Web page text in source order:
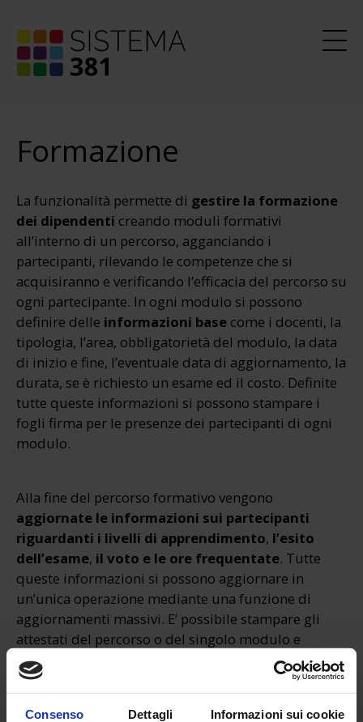
Consenso Dettagli Informazioni sui cookie
Formazione
La funzionalità permette di gestire la formazione
dei dipendenti creando moduli formativi
all’interno di un percorso, agganciando i
partecipanti, rilevando le competenze che si
acquisiranno e verificando l’efficacia del percorso su
ogni partecipante. In ogni modulo si possono
definire delle informazioni base come i docenti, la
tipologia, l’area, obbligatorietà del modulo, la data
di inizio e fine, l’eventuale data di aggiornamento, la
durata, se è richiesto un esame ed il costo. Definite
tutte queste informazioni si possono stampare i
fogli firma per le presenze dei partecipanti di ogni
modulo.
Alla fine del percorso formativo vengono
aggiornate le informazioni sui partecipanti
riguardanti i livelli di apprendimento, l’esito
dell’esame, il voto e le ore frequentate. Tutte
queste informazioni si possono aggiornare in
un’unica operazione mediante una funzione di
aggiornamenti massivi. E’ possibile stampare gli
attestati del percorso o del singolo modulo e
verificare l’efficacia aggiornando su ogni
partecipante, quali competenze effettivamente sono
state acquisite.